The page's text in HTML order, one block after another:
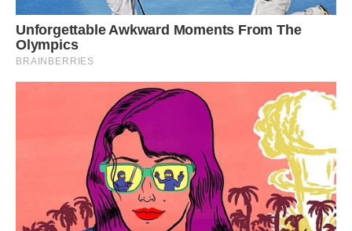
Хай справдяться мрії, думки та бажання,
Шановна, Анно, у день цей прекрасний.
Бажаємо радості, ніжності й щастя!
Анна, найкраща на Землі,
Хай Дарує Ангел гарну долю!
Обминають хай тебе жалі.